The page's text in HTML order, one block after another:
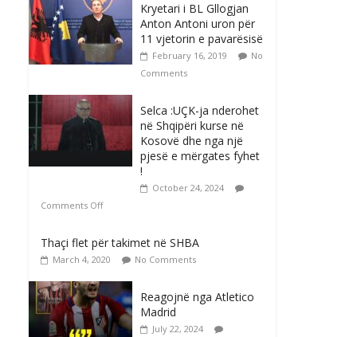
Kryetari i BL Gllogjan
Anton Antoni uron për
11 vjetorin e pavarësisë
February 16, 2019
No
Comments
Selca :UÇK-ja nderohet
në Shqipëri kurse në
Kosovë dhe nga një
pjesë e mërgates fyhet
!
October 24, 2024
Comments Off
Thaçi flet për takimet në SHBA
March 4, 2020 No Comments
Reagojnë nga Atletico
Madrid
July 22, 2024